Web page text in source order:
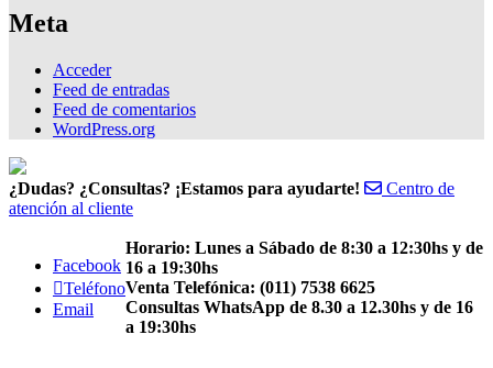
Meta
Acceder
Feed de entradas
Feed de comentarios
WordPress.org
¿Dudas? ¿Consultas? ¡Estamos para ayudarte!
Centro de
atención al cliente
Facebook
Teléfono
Email
Horario: Lunes a Sábado de 8:30 a 12:30hs y de
16 a 19:30hs
Venta Telefónica: (011) 7538 6625
Consultas WhatsApp de 8.30 a 12.30hs y de 16
a 19:30hs